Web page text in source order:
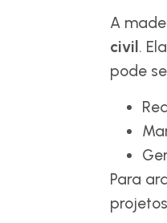
A
civil .
pode
Para